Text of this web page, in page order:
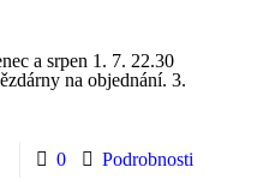
a srpen 1. 7. 22.30
na objednání. 3.
0 Podrobnosti